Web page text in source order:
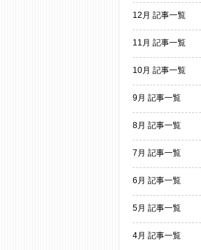
12月 記事一覧
11月 記事一覧
10月 記事一覧
9月 記事一覧
8月 記事一覧
7月 記事一覧
6月 記事一覧
5月 記事一覧
4月 記事一覧